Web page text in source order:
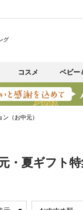
グ
コスメ ベビー
（お中元）
・夏ギフト